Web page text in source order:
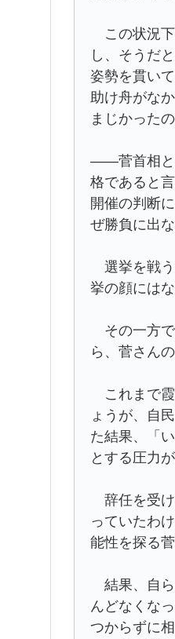
この状況下
し、そうだ
姿勢を貫い
助け舟がな
まじかった
――菅首相と
格であると
開催の判断
ぜ勝負に出
選挙を戦う
挙の顔には
その一方で
ら、菅さん
これまで霞
ょうが、自
た結果、「
とする圧力
辞任を受け
っていたわ
能性を探る
結果、自ら
んどなくな
つからずに